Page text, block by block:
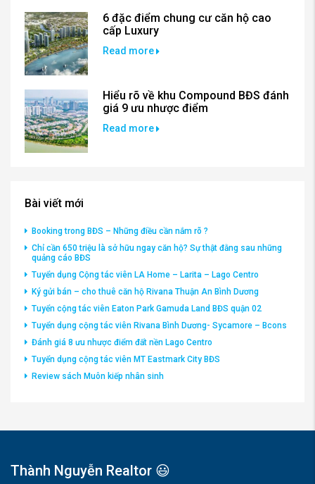
6 đặc điểm chung cư căn hộ cao
cấp Luxury
Read more
Hiểu rõ về khu Compound BĐS đánh
giá 9 ưu nhược điểm
Read more
Bài viết mới
Booking trong BĐS – Những điều cần nắm rõ ?
Chỉ cần 650 triệu là sở hữu ngay căn hộ? Sự thật đằng sau những
quảng cáo BĐS
Tuyển dụng Cộng tác viên LA Home – Larita – Lago Centro
Ký gửi bán – cho thuê căn hộ Rivana Thuận An Bình Dương
Tuyển cộng tác viên Eaton Park Gamuda Land BĐS quận 02
Tuyển dụng cộng tác viên Rivana Bình Dương- Sycamore – Bcons
Đánh giá 8 ưu nhược điểm đất nền Lago Centro
Tuyển dụng cộng tác viên MT Eastmark City BĐS
Review sách Muôn kiếp nhân sinh
Thành Nguyễn Realtor 😃